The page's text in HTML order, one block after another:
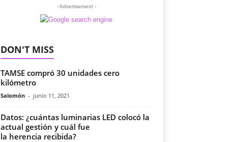
- Advertisement -
DON'T MISS
TAMSE compró 30 unidades cero
kilómetro
Salomón - junio 11, 2021
Datos: ¿cuántas luminarias LED colocó la
actual gestión y cuál fue
la herencia recibida?